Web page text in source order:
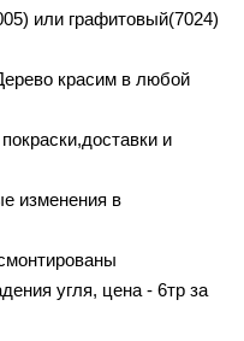
или графитовый(7024)
красим в любой
и
изменения в
угля, цена - 6тр за